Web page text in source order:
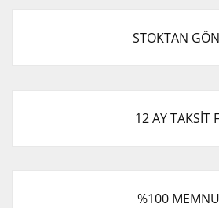
STOKTAN
12 AY TAKSİT
%100